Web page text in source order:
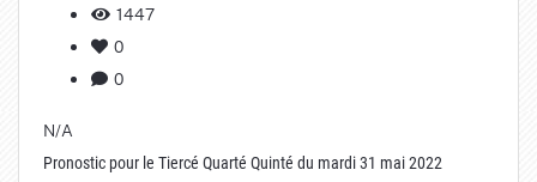
1447
0
0
N/A
Pronostic pour le Tiercé Quarté Quinté du mardi 31 mai 2022